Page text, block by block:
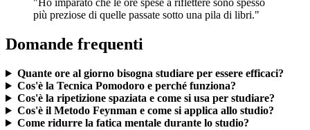
"Ho imparato che le ore spese a riflettere sono spesso
più preziose di quelle passate sotto una pila di libri."
Domande frequenti
Quante ore al giorno bisogna studiare per essere efficaci?
Cos'è la Tecnica Pomodoro e perché funziona?
Cos'è la ripetizione spaziata e come si usa per studiare?
Cos'è il Metodo Feynman e come si applica allo studio?
Come ridurre la fatica mentale durante lo studio?